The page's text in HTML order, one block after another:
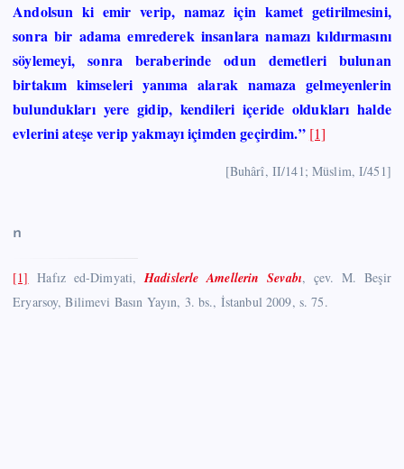
Andolsun ki emir verip, namaz için kamet getirilmesini,
sonra bir adama emrederek insanlara namazı kıldırmasını
söylemeyi, sonra beraberinde odun demetleri bulunan
birtakım kimseleri yanıma alarak namaza gelmeyenlerin
bulundukları yere gidip, kendileri içeride oldukları halde
evlerini ateşe verip yakmayı içimden geçirdim.” [1]
[Buhârî, II/141; Müslim, I/451]
n
[1] Hafız ed-Dimyati,Hadislerle Amellerin Sevabı, çev. M. Beşir
Eryarsoy, Bilimevi Basın Yayın, 3. bs., İstanbul 2009, s. 75.